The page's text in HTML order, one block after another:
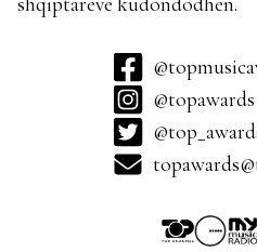
@topawards